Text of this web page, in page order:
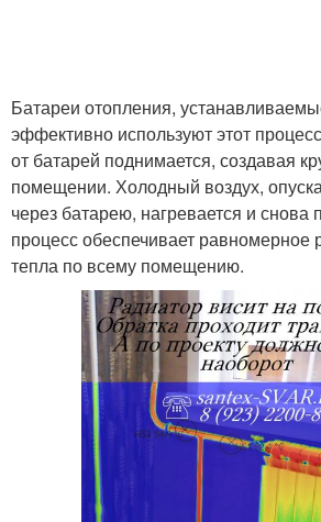
Батареи отопления,
эффективно используют этот
от батарей поднимается, создавая
помещении. Холодный воздух,
через батарею, нагревается и снова
процесс обеспечивает равномерное
тепла по всему помещению.